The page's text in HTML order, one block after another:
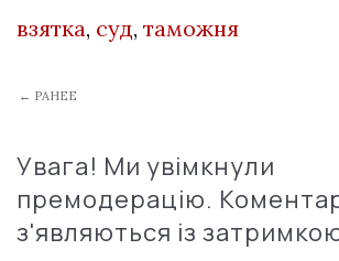
взятка, суд, таможня
← РАНЕЕ
Увага! Ми увімкнули
премодерацію.
з'являються із